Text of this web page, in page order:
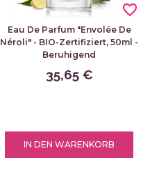
Eau De Parfum "Envolée De
Néroli" - BIO-Zertifiziert, 50ml -
Beruhigend
35,65 €
IN DEN WARENKORB
favorite_border